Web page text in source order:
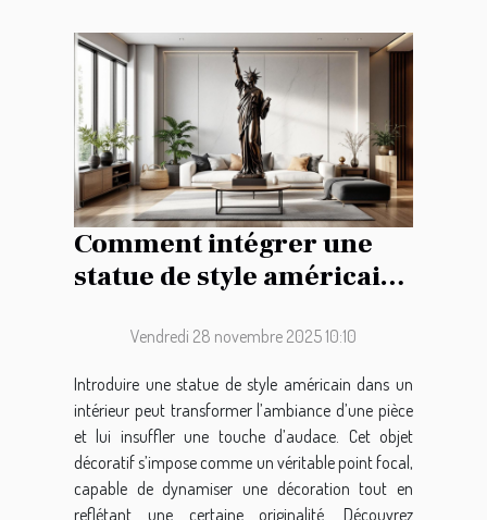
Comment intégrer une
statue de style américain
intérieure ?
Vendredi 28 novembre 2025 10:10
Introduire une statue de style américain dans un
intérieur peut transformer l’ambiance d’une pièce
et lui insuffler une touche d’audace. Cet objet
décoratif s’impose comme un véritable point focal,
capable de dynamiser une décoration tout en
reflétant une certaine originalité. Découvrez